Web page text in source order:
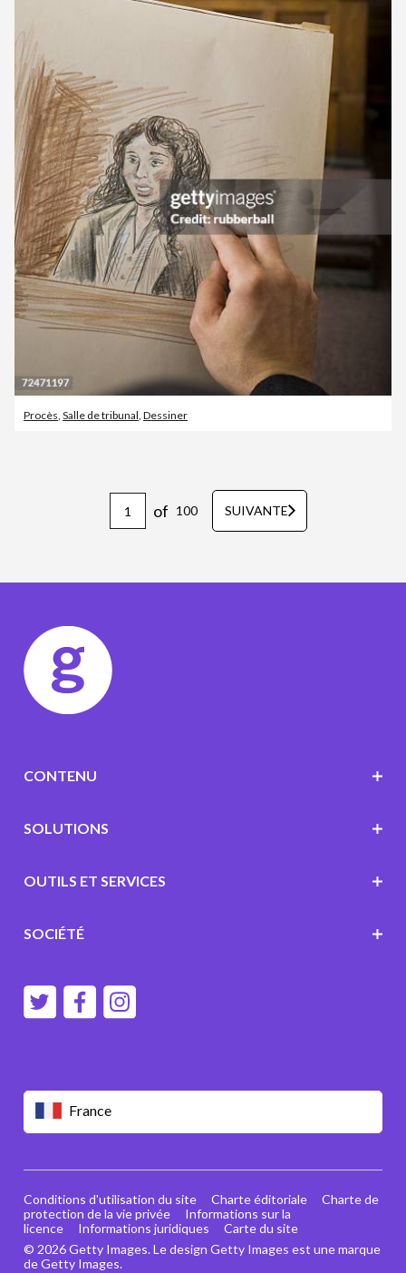
Procès, Salle de tribunal, Dessiner
of 100 SUIVANTE
France
CONTENU
SOLUTIONS
OUTILS ET SERVICES
SOCIÉTÉ
© 2026 Getty Images. Le design Getty Images est une marque
de Getty Images.
Conditions d'utilisation du site Charte éditoriale
Charte de
protection de la vie privée
Informations sur la
licence
Informations juridiques Carte du site